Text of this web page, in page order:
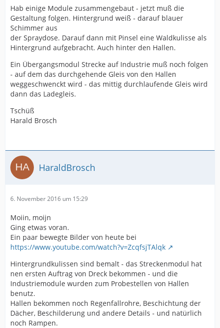
Hab einige Module zusammengebaut - jetzt muß die
Gestaltung folgen. Hintergrund weiß - darauf blauer
Schimmer aus
der Spraydose. Darauf dann mit Pinsel eine Waldkulisse als
Hintergrund aufgebracht. Auch hinter den Hallen.
Ein Übergangsmodul Strecke auf Industrie muß noch folgen
- auf dem das durchgehende Gleis von den Hallen
weggeschwenckt wird - das mittig durchlaufende Gleis wird
dann das Ladegleis.
Tschüß
Harald Brosch
HaraldBrosch
6. November 2016 um 15:29
Moiin, moijn
Ging etwas voran.
Ein paar bewegte Bilder von heute bei
https://www.youtube.com/watch?v=ZcqfsjTAlqk
Hintergrundkulissen sind bemalt - das Streckenmodul hat
nen ersten Auftrag von Dreck bekommen - und die
Industriemodule wurden zum Probestellen von Hallen
benutz.
Hallen bekommen noch Regenfallrohre, Beschichtung der
Dächer, Beschilderung und andere Details - und natürlich
noch Rampen.